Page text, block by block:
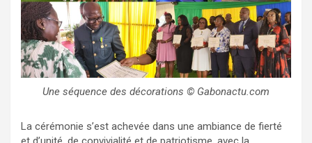
Une séquence des décorations © Gabonactu.com
La cérémonie s’est achevée dans une ambiance de fierté